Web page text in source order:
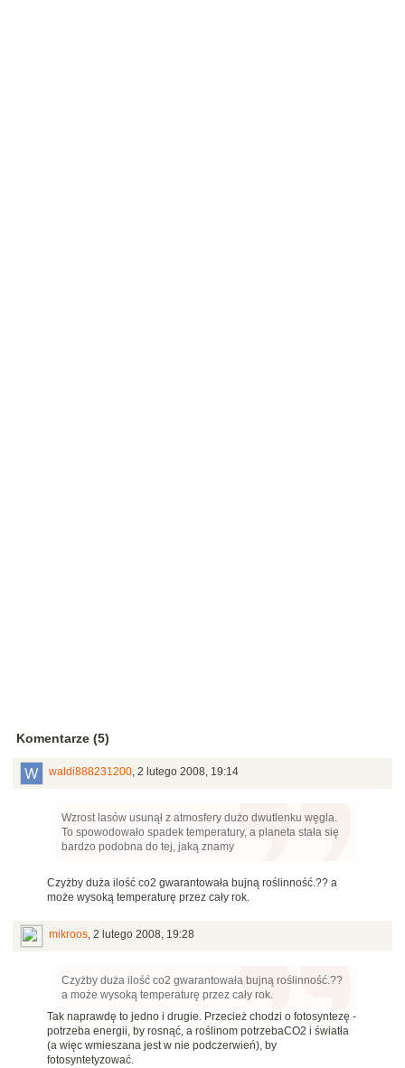
Komentarze (5)
waldi888231200, 2 lutego 2008, 19:14
Wzrost lasów usunął z atmosfery dużo dwutlenku węgla.
To spowodowało spadek temperatury, a planeta stała się
bardzo podobna do tej, jaką znamy
Czyżby duża ilość co2 gwarantowała bujną roślinność.?? a
może wysoką temperaturę przez cały rok.
mikroos, 2 lutego 2008, 19:28
Czyżby duża ilość co2 gwarantowała bujną roślinność.??
a może wysoką temperaturę przez cały rok.
Tak naprawdę to jedno i drugie. Przecież chodzi o fotosyntezę -
potrzeba energii, by rosnąć, a roślinom potrzebaCO2 i światła
(a więc wmieszana jest w nie podczerwień), by
fotosyntetyzować.